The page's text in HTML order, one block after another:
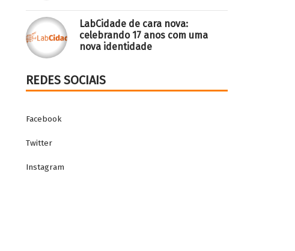
LabCidade de cara nova:
celebrando 17 anos com uma
nova identidade
REDES SOCIAIS
Facebook
Twitter
Instagram